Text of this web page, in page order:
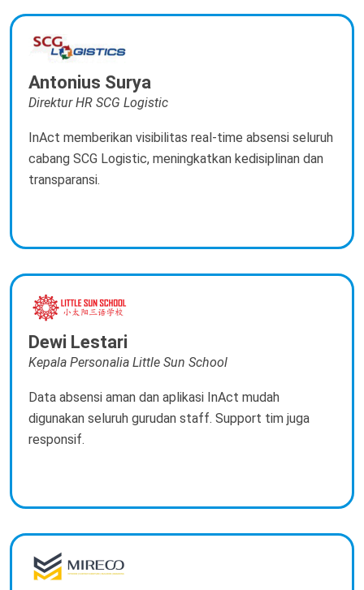
Antonius Surya
Direktur HR SCG Logistic
InAct memberikan visibilitas real-time absensi seluruh
cabang SCG Logistic, meningkatkan kedisiplinan dan
transparansi.
Dewi Lestari
Kepala Personalia Little Sun School
Data absensi aman dan aplikasi InAct mudah
digunakan seluruh gurudan staff. Support tim juga
responsif.